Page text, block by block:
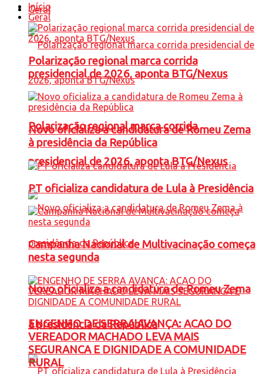
Geral
Polarização regional marca corrida
presidencial de 2026, aponta BTG/Nexus
Novo oficializa a candidatura de Romeu Zema
à presidência da República
Início
Geral
Polarização regional marca corrida
presidencial de 2026, aponta BTG/Nexus
Novo oficializa a candidatura de Romeu Zema
à presidência da República
PT oficializa candidatura de Lula à Presidência
Campanha Nacional de Multivacinação começa
nesta segunda
ENGENHO DE SERRA AVANÇA: ACAO DO
VEREADOR MACHADO LEVA MAIS
SEGURANCA E DIGNIDADE A COMUNIDADE
RURAL